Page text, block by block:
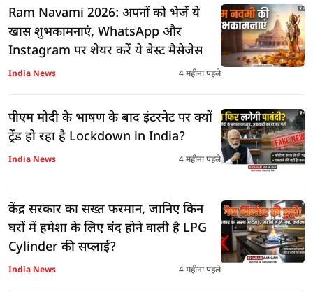
Ram Navami 2026: अपनों को भेजें ये
खास शुभकामनाएं, WhatsApp और
Instagram पर शेयर करें ये बेस्ट मैसेजेस
India News 4 महीना पहले
पीएम मोदी के भाषण के बाद इंटरनेट पर क्यों
ट्रेंड हो रहा है Lockdown in India?
India News 4 महीना पहले
केंद्र सरकार का सख्त फरमान, जानिए किन
घरों में हमेशा के लिए बंद होने वाली है LPG
Cylinder की सप्लाई?
India News 4 महीना पहले